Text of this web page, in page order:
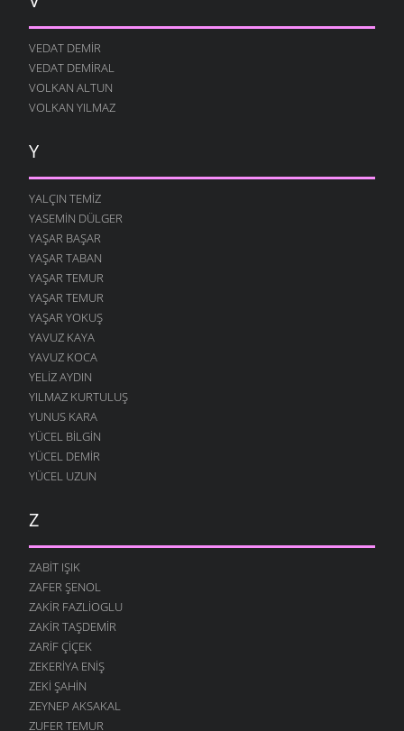
VEDAT DEMIR
VEDAT DEMIRAL
VOLKAN ALTUN
VOLKAN YILMAZ
Y
YALÇIN TEMIZ
YASEMIN DÜLGER
YAŞAR BAŞAR
YAŞAR TABAN
YAŞAR TEMUR
YAŞAR TEMUR
YAŞAR YOKUŞ
YAVUZ KAYA
YAVUZ KOCA
YELIZ AYDIN
YILMAZ KURTULUŞ
YUNUS KARA
YÜCEL BILGIN
YÜCEL DEMIR
YÜCEL UZUN
Z
ZABIT IŞIK
ZAFER ŞENOL
ZAKIR FAZLIOGLU
ZAKIR TAŞDEMIR
ZARIF ÇIÇEK
ZEKERIYA ENIŞ
ZEKI ŞAHIN
ZEYNEP AKSAKAL
ZUFER TEMUR